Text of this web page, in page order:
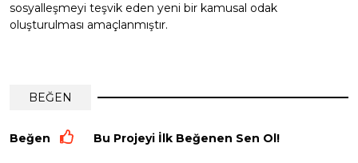
sosyalleşmeyi teşvik eden yeni bir kamusal odak
oluşturulması amaçlanmıştır.
BEĞEN
Beğen Bu Projeyi İlk Beğenen Sen Ol!